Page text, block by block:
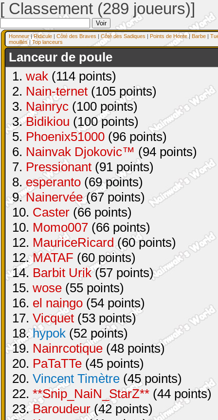
[ Classement (289 joueurs)]
Honneur|Ridicule | Côté des Braves | Côté des Sadiques | Points de Honte| Barbe |
mouillés| Top lanceurs
Lanceur de poule
1. wak (114 points)
2. Nain-ternet (105 points)
3. Nainryc (100 points)
3.Bidikiou (100 points)
5. Phoenix51000 (96 points)
6. Nainvak Djokovic™ (94 points)
7. Pressionant (91 points)
8. esperanto (69 points)
9.Nainervée(67 points)
10. Caster (66 points)
10. Momo007 (66 points)
12. MauriceRicard(60 points)
12.MATAF (60 points)
14. Barbit Urik(57 points)
15. wose (55 points)
16. el naingo (54 points)
17. Vicquet (53 points)
18.hypok (52 points)
19. Nainrcotique (48 points)
20. PaTaTTe (45 points)
20. Vincent Timètre (45 points)
22. **Snip_NaiN_StarZ** (44 points)
23.Baroudeur(42 points)